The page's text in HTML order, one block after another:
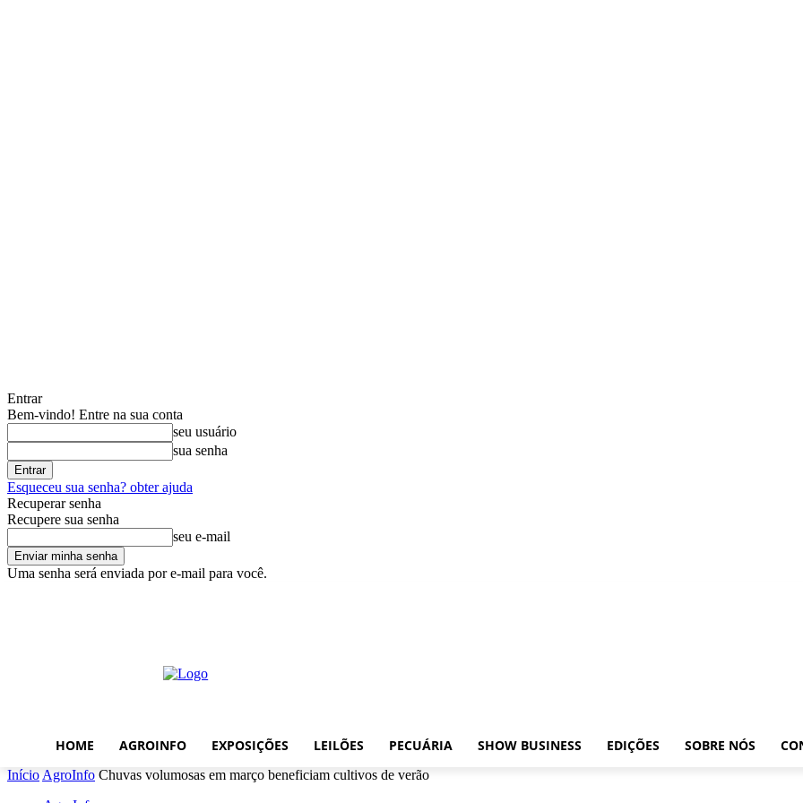
Entrar
Bem-vindo! Entre na sua conta
seu usuário
sua senha
Esqueceu sua senha? obter ajuda
Recuperar senha
Recupere sua senha
seu e-mail
Uma senha será enviada por e-mail para você.
HOME AGROINFO EXPOSIÇÕES LEILÕES PECUÁRIA SHOW BUSINESS EDIÇÕES SOBRE NÓS
Início AgroInfo Chuvas volumosas em março beneficiam cultivos de verão